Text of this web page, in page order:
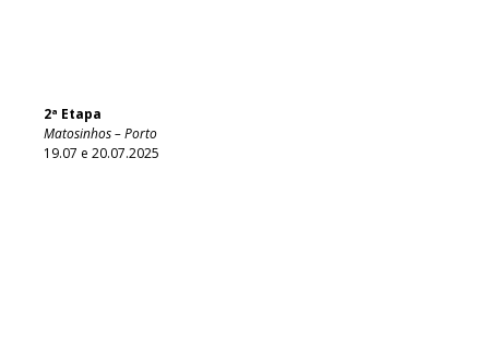
2ª Etapa
Matosinhos – Porto
19.07 e 20.07.2025